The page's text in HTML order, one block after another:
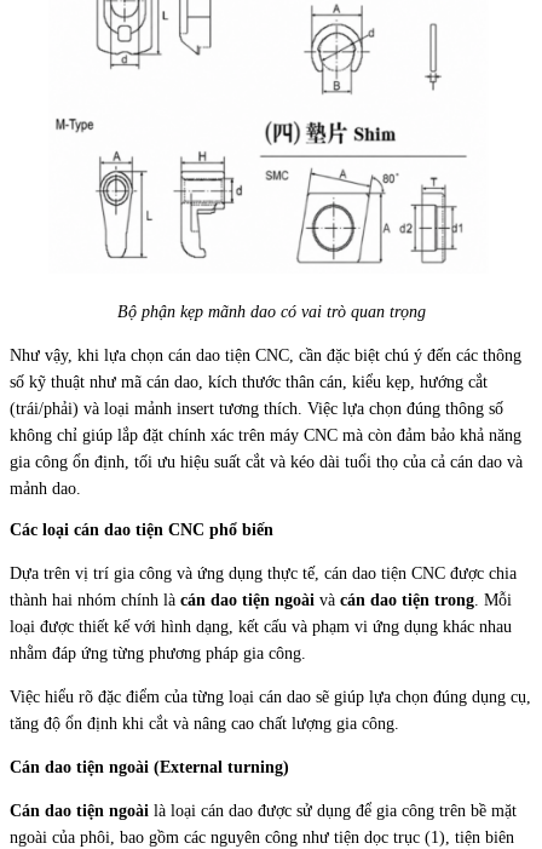
Bộ phận kẹp mãnh dao có vai trò quan trọng
Như vậy, khi lựa chọn cán dao tiện CNC, cần đặc biệt chú ý đến các thông
số kỹ thuật như mã cán dao, kích thước thân cán, kiểu kẹp, hướng cắt
(trái/phải) và loại mảnh insert tương thích. Việc lựa chọn đúng thông số
không chỉ giúp lắp đặt chính xác trên máy CNC mà còn đảm bảo khả năng
gia công ổn định, tối ưu hiệu suất cắt và kéo dài tuổi thọ của cả cán dao và
mảnh dao.
Các loại cán dao tiện CNC phổ biến
Dựa trên vị trí gia công và ứng dụng thực tế, cán dao tiện CNC được chia
thành hai nhóm chính là cán dao tiện ngoài và cán dao tiện trong . Mỗi
loại được thiết kế với hình dạng, kết cấu và phạm vi ứng dụng khác nhau
nhằm đáp ứng từng phương pháp gia công.
Việc hiểu rõ đặc điểm của từng loại cán dao sẽ giúp lựa chọn đúng dụng cụ,
tăng độ ổn định khi cắt và nâng cao chất lượng gia công.
Cán dao tiện ngoài (External turning)
Cán dao tiện ngoài là loại cán dao được sử dụng để gia công trên bề mặt
ngoài của phôi, bao gồm các nguyên công như tiện dọc trục (1), tiện biên